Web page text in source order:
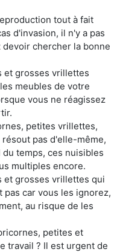
tout à fait
d'invasion, il n'y a pas
chercher la bonne
et grosses vrillettes
meubles de votre
vous ne réagissez
petites vrillettes,
pas d'elle-même,
temps, ces nuisibles
multiples encore.
et grosses vrillettes qui
car vous les ignorez,
au risque de les
petites et
travail ? Il est urgent de